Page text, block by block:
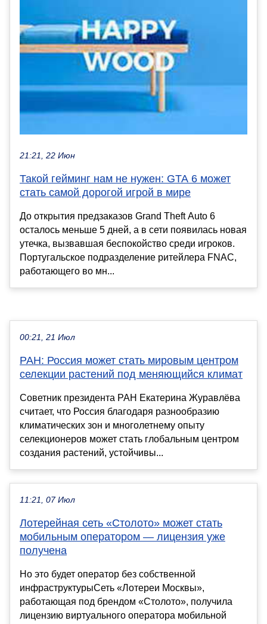
21:21, 22 Июн
Такой гейминг нам не нужен: GTA 6 может
стать самой дорогой игрой в мире
До открытия предзаказов Grand Theft Auto 6
осталось меньше 5 дней, а в сети появилась новая
утечка, вызвавшая беспокойство среди игроков.
Португальское подразделение ритейлера FNAC,
работающего во мн...
00:21, 21 Июл
РАН: Россия может стать мировым центром
селекции растений под меняющийся климат
Советник президента РАН Екатерина Журавлёва
считает, что Россия благодаря разнообразию
климатических зон и многолетнему опыту
селекционеров может стать глобальным центром
создания растений, устойчивы...
11:21, 07 Июл
Лотерейная сеть «Столото» может стать
мобильным оператором — лицензия уже
получена
Но это будет оператор без собственной
инфраструктурыСеть «Лотереи Москвы»,
работающая под брендом «Столото», получила
лицензию виртуального оператора мобильной